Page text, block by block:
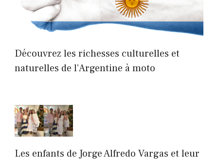
Découvrez les richesses culturelles et
naturelles de l’Argentine à moto
Les enfants de Jorge Alfredo Vargas et leur